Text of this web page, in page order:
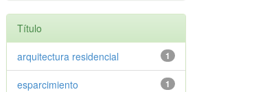
Título
1
arquitectura residencial
1
esparcimiento